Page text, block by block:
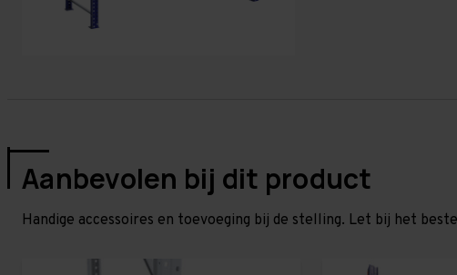
Aanbevolen bij dit product
Handige accessoires en toevoeging bij de stelling. Let bij het